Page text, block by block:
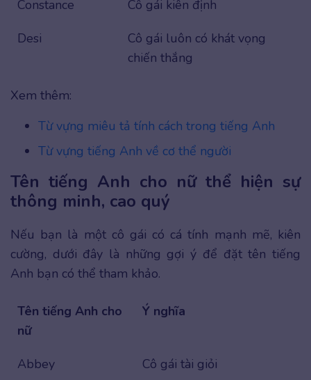
Constance
Cô gái kiên định
Desi
Cô gái luôn có khát vọng
chiến thắng
Xem thêm:
Từ vựng miêu tả tính cách trong tiếng Anh
Từ vựng tiếng Anh về cơ thể người
Tên tiếng Anh cho nữ thể hiện sự
thông minh, cao quý
Nếu bạn là một cô gái có cá tính mạnh mẽ, kiên
cường, dưới đây là những gợi ý để đặt tên tiếng
Anh bạn có thể tham khảo.
Tên tiếng Anh cho
nữ
Ý nghĩa
Abbey
Cô gái tài giỏi